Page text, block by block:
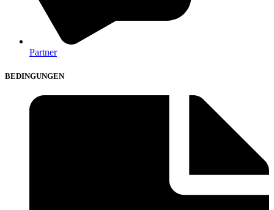
Partner
BEDINGUNGEN